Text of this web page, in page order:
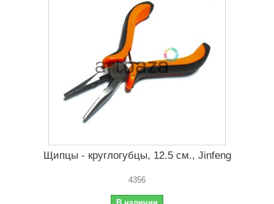
Щипцы - круглогубцы, 12.5 см., Jinfeng
4356